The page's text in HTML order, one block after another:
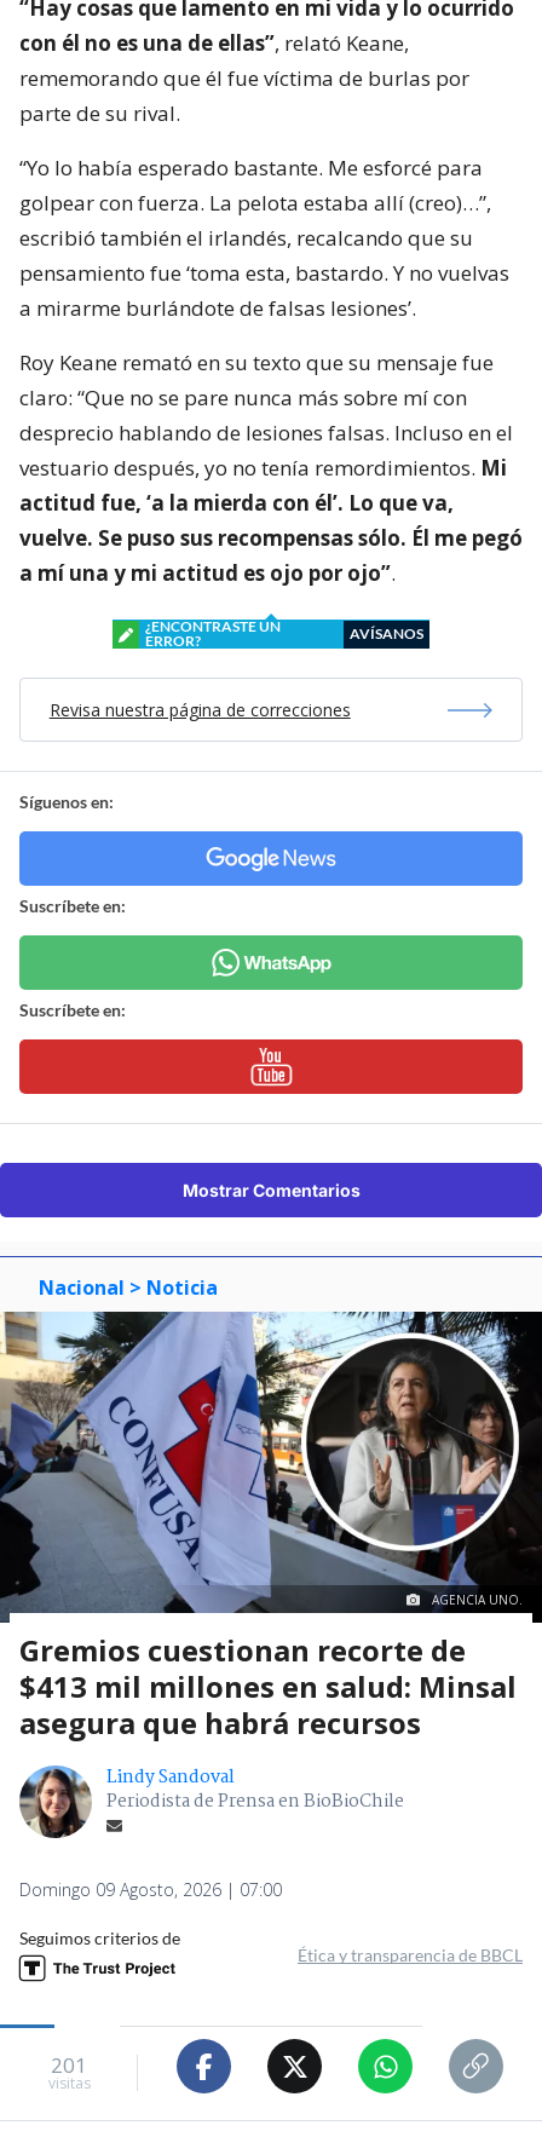
“Hay cosas que lamento en mi vida y lo ocurrido
con él no es una de ellas”, relató Keane,
rememorando que él fue víctima de burlas por
parte de su rival.
“Yo lo había esperado bastante. Me esforcé para
golpear con fuerza. La pelota estaba allí (creo)…”,
escribió también el irlandés, recalcando que su
pensamiento fue ‘toma esta, bastardo. Y no vuelvas
a mirarme burlándote de falsas lesiones’.
Roy Keane remató en su texto que su mensaje fue
claro: “Que no se pare nunca más sobre mí con
desprecio hablando de lesiones falsas. Incluso en el
vestuario después, yo no tenía remordimientos. Mi
actitud fue, ‘a la mierda con él’. Lo que va,
vuelve. Se puso sus recompensas sólo. Él me pegó
a mí una y mi actitud es ojo por ojo”.
¿ENCONTRASTE UN
ERROR?
AVÍSANOS
Revisa nuestra página de correcciones
Síguenos en:
Suscríbete en:
Suscríbete en:
Mostrar Comentarios
Nacional > Noticia
AGENCIA UNO.
Gremios cuestionan recorte de
$413 mil millones en salud: Minsal
asegura que habrá recursos
Lindy Sandoval
Periodista de Prensa en BioBioChile
Domingo 09 Agosto, 2026 | 07:00
Seguimos criterios de
Ética y transparencia de BBCL
201
visitas